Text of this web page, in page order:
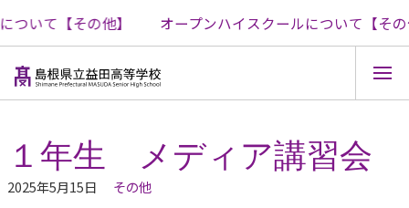
コ
ン
ツ
へ
いて【その他】 オープンハイスクールについて【その
１年生 メディア講習会
2025年5月15日 その他